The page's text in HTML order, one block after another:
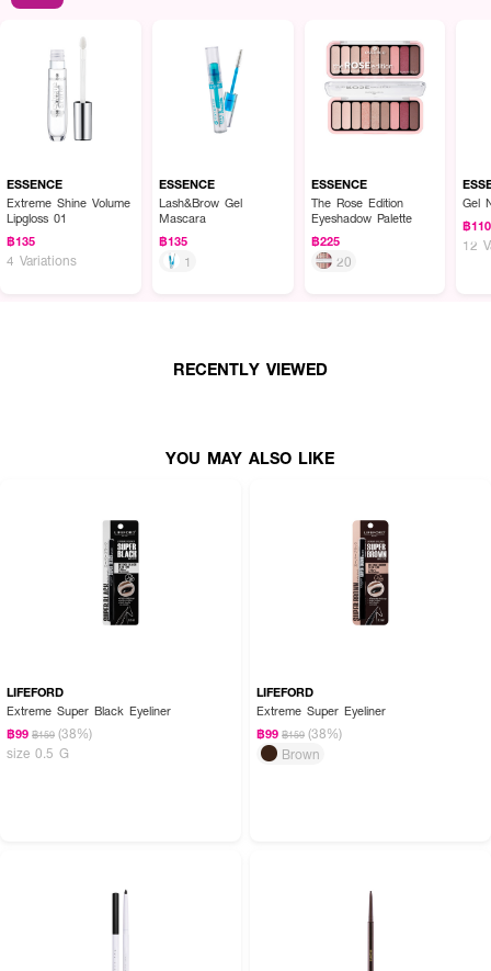
ESSENCE
Extreme Shine Volume
Lipgloss 01
฿135
4 Variations
ESSENCE
Lash&Brow Gel
Mascara
฿135
1
ESSENCE
The Rose Edition
Eyeshadow Palette
฿225
20
Gel
฿110
12
RECENTLY VIEWED
YOU MAY ALSO LIKE
LIFEFORD
Extreme Super Black Eyeliner
฿99 ฿159 (38%)
size 0.5 G
LIFEFORD
Extreme Super Eyeliner
฿99 ฿159 (38%)
Brown